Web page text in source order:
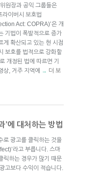
원장과 공익 그룹들은
라이버시 보호법
Act: COPRA)’은 개
기법이 폭발적으로 증가
게 확산되고 있는 현 시점
보호를 법적으로 강화할
개정된 법에 따르면 기
상, 거주 지역에
→ 더 보
’에 대처하는 방법
로 광고를 클릭하는 것을
라고 부릅니다. 스마
릭하는 경우가 많기 때문
고보다 수익이 적습니다.